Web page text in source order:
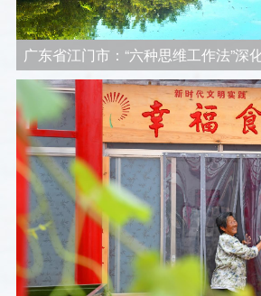
广东省江门市：“六种思维工作法”深